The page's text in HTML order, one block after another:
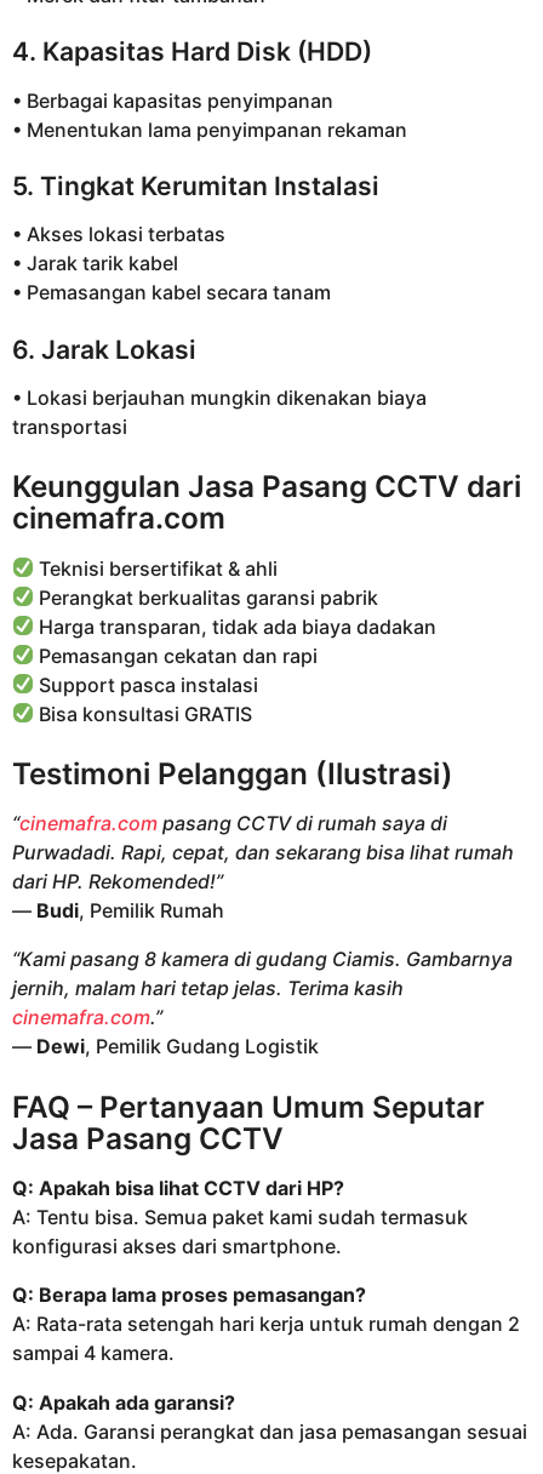
4. Kapasitas Hard Disk (HDD)
• Berbagai kapasitas penyimpanan
• Menentukan lama penyimpanan rekaman
5. Tingkat Kerumitan Instalasi
• Akses lokasi terbatas
• Jarak tarik kabel
• Pemasangan kabel secara tanam
6. Jarak Lokasi
• Lokasi berjauhan mungkin dikenakan biaya
transportasi
Keunggulan Jasa Pasang CCTV dari
cinemafra.com
Teknisi bersertifikat & ahli
Perangkat berkualitas garansi pabrik
Harga transparan, tidak ada biaya dadakan
Pemasangan cekatan dan rapi
Support pasca instalasi
Bisa konsultasi GRATIS
Testimoni Pelanggan (Ilustrasi)
“cinemafra.com pasang CCTV di rumah saya di
Purwadadi. Rapi, cepat, dan sekarang bisa lihat rumah
dari HP. Rekomended!”
— Budi, Pemilik Rumah
“Kami pasang 8 kamera di gudang Ciamis. Gambarnya
jernih, malam hari tetap jelas. Terima kasih
cinemafra.com.”
— Dewi, Pemilik Gudang Logistik
FAQ – Pertanyaan Umum Seputar
Jasa Pasang CCTV
Q: Apakah bisa lihat CCTV dari HP?
A: Tentu bisa. Semua paket kami sudah termasuk
konfigurasi akses dari smartphone.
Q: Berapa lama proses pemasangan?
A: Rata-rata setengah hari kerja untuk rumah dengan 2
sampai 4 kamera.
Q: Apakah ada garansi?
A: Ada. Garansi perangkat dan jasa pemasangan sesuai
kesepakatan.